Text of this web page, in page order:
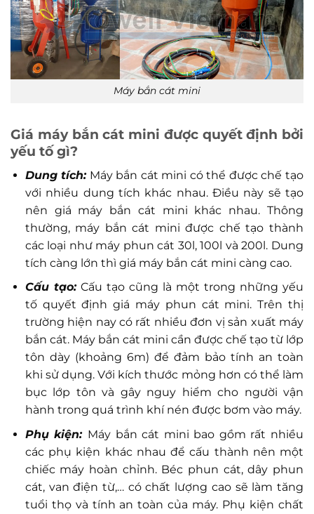
Máy bắn cát mini
Giá máy bắn cát mini được quyết định bởi
yếu tố gì?
Dung tích:Máy bắn cát mini có thể được chế tạo
với nhiều dung tích khác nhau. Điều này sẽ tạo
nên giá máy bắn cát mini khác nhau. Thông
thường, máy bắn cát mini được chế tạo thành
các loại như máy phun cát 30l, 100l và 200l. Dung
tích càng lớn thì giá máy bắn cát mini càng cao.
Cấu tạo:Cấu tạo cũng là một trong những yếu
tố quyết định giá máy phun cát mini. Trên thị
trường hiện nay có rất nhiều đơn vị sản xuất máy
bắn cát. Máy bắn cát mini cần được chế tạo từ lớp
tôn dày (khoảng 6m) để đảm bảo tính an toàn
khi sử dụng. Với kích thước mỏng hơn có thể làm
bục lớp tôn và gây nguy hiểm cho người vận
hành trong quá trình khí nén được bơm vào máy.
Phụ kiện: Máy bắn cát mini bao gồm rất nhiều
các phụ kiện khác nhau để cấu thành nên một
chiếc máy hoàn chỉnh. Béc phun cát, dây phun
cát, van điện từ,… có chất lượng cao sẽ làm tăng
tuổi thọ và tính an toàn của máy. Phụ kiện chất